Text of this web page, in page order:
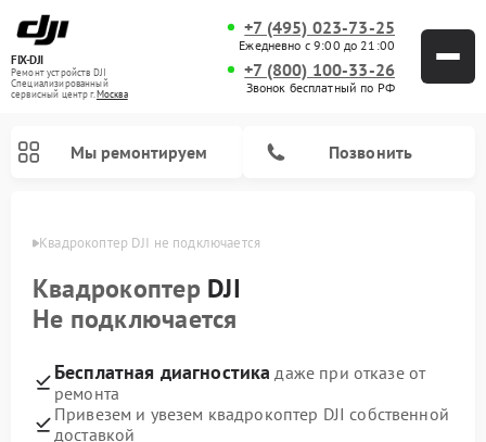
FIX-DJI
Ремонт устройств DJI
Специализированный
cервисный центр г.Москва
+7 (495) 023-73-25
Ежедневно с 9:00 до 21:00
+7 (800) 100-33-26
Звонок бесплатный по РФ
Мы ремонтируем Позвонить
Квадрокоптер DJI не подключается
Квадрокоптер DJI
Не подключается
Бесплатная диагностика даже при отказе от
ремонта
Привезем и увезем квадрокоптер DJI собственной
доставкой